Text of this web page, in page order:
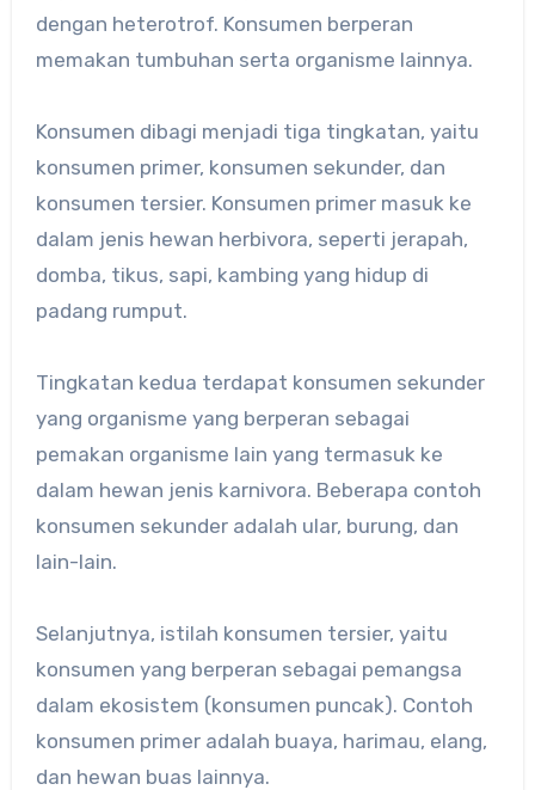
dengan heterotrof. Konsumen berperan
memakan tumbuhan serta organisme lainnya.
Konsumen dibagi menjadi tiga tingkatan, yaitu
konsumen primer, konsumen sekunder, dan
konsumen tersier. Konsumen primer masuk ke
dalam jenis hewan herbivora, seperti jerapah,
domba, tikus, sapi, kambing yang hidup di
padang rumput.
Tingkatan kedua terdapat konsumen sekunder
yang organisme yang berperan sebagai
pemakan organisme lain yang termasuk ke
dalam hewan jenis karnivora. Beberapa contoh
konsumen sekunder adalah ular, burung, dan
lain-lain.
Selanjutnya, istilah konsumen tersier, yaitu
konsumen yang berperan sebagai pemangsa
dalam ekosistem (konsumen puncak). Contoh
konsumen primer adalah buaya, harimau, elang,
dan hewan buas lainnya.